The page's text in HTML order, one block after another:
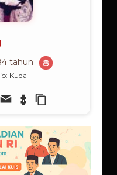
Supranalar
Iman